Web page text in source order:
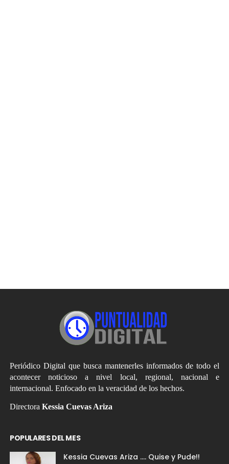
Periódico Digital que busca mantenerles informados de todo el
acontecer noticioso a nivel local, regional, nacional e
internacional. Enfocado en la veracidad de los hechos.
Directora Kessia Cuevas Ariza
POPULARES DEL MES
Kessia Cuevas Ariza .... Quise y Pude!!